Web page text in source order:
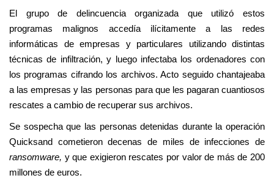
El grupo de delincuencia organizada que utilizó estos
programas malignos accedía ilícitamente a las redes
informáticas de empresas y particulares utilizando distintas
técnicas de infiltración, y luego infectaba los ordenadores con
los programas cifrando los archivos. Acto seguido chantajeaba
a las empresas y las personas para que les pagaran cuantiosos
rescates a cambio de recuperar sus archivos.
Se sospecha que las personas detenidas durante la operación
Quicksand cometieron decenas de miles de infecciones de
ransomware, y que exigieron rescates por valor de más de 200
millones de euros.